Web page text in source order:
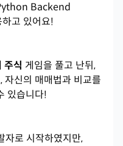
Backend
고 있어요!
주식 게임을 풀고 난뒤,
자신의 매매법과 비교를
있습니다!
자로 시작하였지만,